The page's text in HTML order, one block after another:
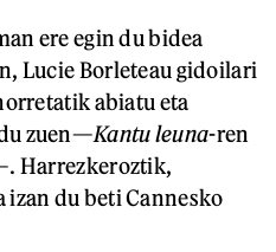
ere egin du bidea
Lucie Borleteau gidoilari
abiatu eta
zuen—Kantu leuna-ren
Harrezkeroztik,
du beti Cannesko